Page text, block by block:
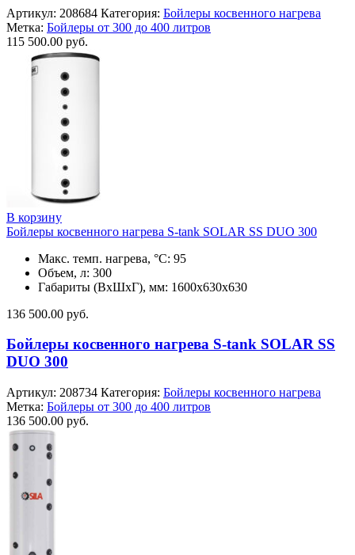
Артикул: 208684 Категория: Бойлеры косвенного нагрева
Метка: Бойлеры от 300 до 400 литров
115 500.00 руб.
В корзину
Бойлеры косвенного нагрева S-tank SOLAR SS DUO 300
Макс. темп. нагрева, °С: 95
Объем, л: 300
Габариты (ВхШхГ), мм: 1600х630х630
136 500.00 руб.
Бойлеры косвенного нагрева S-tank SOLAR SS
DUO 300
Артикул: 208734 Категория: Бойлеры косвенного нагрева
Метка: Бойлеры от 300 до 400 литров
136 500.00 руб.